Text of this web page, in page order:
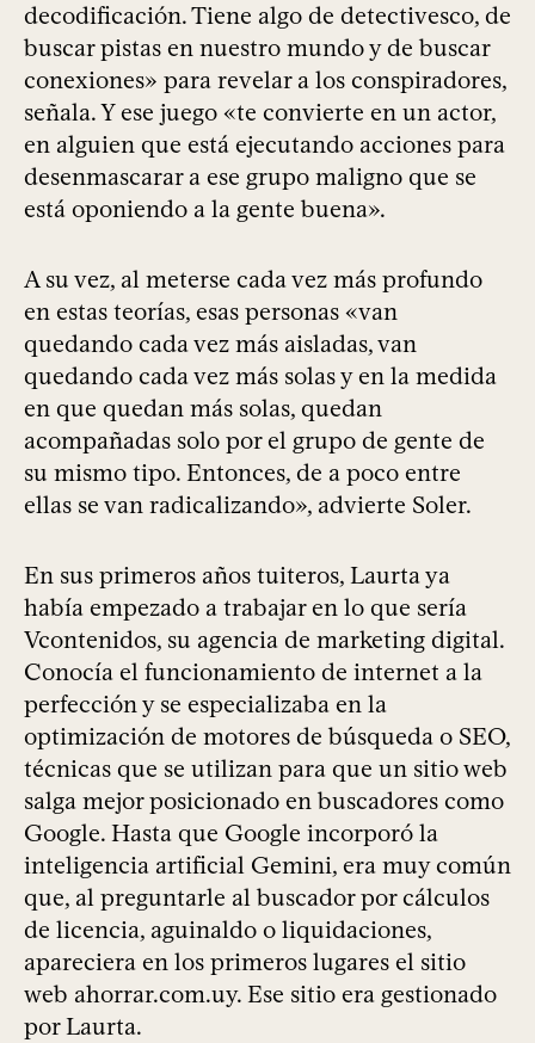
decodificación. Tiene algo de detectivesco, de
buscar pistas en nuestro mundo y de buscar
conexiones» para revelar a los conspiradores,
señala. Y ese juego «te convierte en un actor,
en alguien que está ejecutando acciones para
desenmascarar a ese grupo maligno que se
está oponiendo a la gente buena».
A su vez, al meterse cada vez más profundo
en estas teorías, esas personas «van
quedando cada vez más aisladas, van
quedando cada vez más solas y en la medida
en que quedan más solas, quedan
acompañadas solo por el grupo de gente de
su mismo tipo. Entonces, de a poco entre
ellas se van radicalizando», advierte Soler.
En sus primeros años tuiteros, Laurta ya
había empezado a trabajar en lo que sería
Vcontenidos, su agencia de marketing digital.
Conocía el funcionamiento de internet a la
perfección y se especializaba en la
optimización de motores de búsqueda o SEO,
técnicas que se utilizan para que un sitio web
salga mejor posicionado en buscadores como
Google. Hasta que Google incorporó la
inteligencia artificial Gemini, era muy común
que, al preguntarle al buscador por cálculos
de licencia, aguinaldo o liquidaciones,
apareciera en los primeros lugares el sitio
web ahorrar.com.uy. Ese sitio era gestionado
por Laurta.